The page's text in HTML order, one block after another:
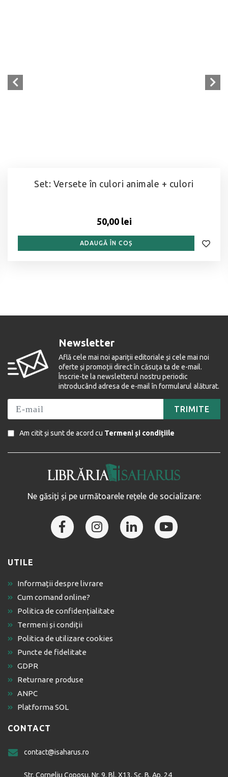
Set: Versete în culori animale + culori
50,00 lei
ADAUGĂ ÎN COȘ
Newsletter
Află cele mai noi apariții editoriale și cele mai noi
oferte și promoții direct în căsuța ta de e-mail.
Înscrie-te la newsletterul nostru periodic
introducând adresa de e-mail în formularul alăturat.
TRIMITE
Am citit și sunt de acord cu Termeni și condițiile
Ne găsiți și pe următoarele rețele de socializare:
UTILE
Informații despre livrare
Cum comand online?
Politica de confidențialitate
Termeni și condiții
Politica de utilizare cookies
Puncte de fidelitate
GDPR
Returnare produse
ANPC
Platforma SOL
CONTACT
contact@isaharus.ro
Str. Corneliu Coposu, Nr. 9, Bl. X13, Sc. B, Ap. 24